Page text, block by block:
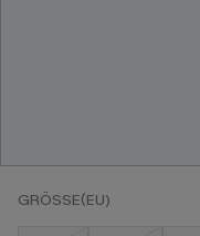
GRÖSSE(EU)